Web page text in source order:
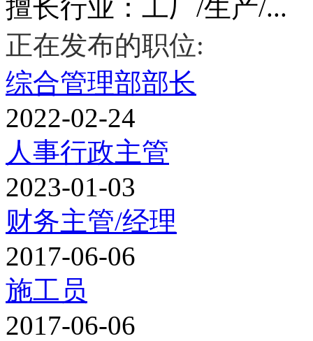
擅长行业：工厂/生产/...
正在发布的职位:
综合管理部部长
2022-02-24
人事行政主管
2023-01-03
财务主管/经理
2017-06-06
施工员
2017-06-06